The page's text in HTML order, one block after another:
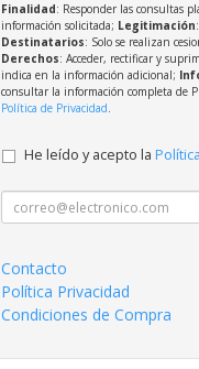
Finalidad: Responder las consultas
información solicitada; Legitimación
Destinatarios: Solo se realizan
Derechos: Acceder, rectificar y
indica en la información adicional;
consultar la información completa de
Política de Privacidad.
He leído y acepto la
Contacto
Política Privacidad
Condiciones de Compra